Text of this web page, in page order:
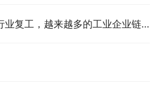
工，越来越多的工业企业链面复产